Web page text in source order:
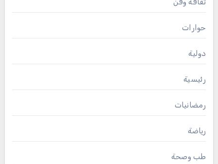
حوارات
دولية
رئيسية
رمضانيات
رياضة
طب وصحة